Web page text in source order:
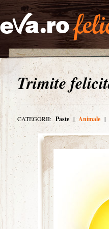
Trimite
CATEGORII: Paste | Animale |